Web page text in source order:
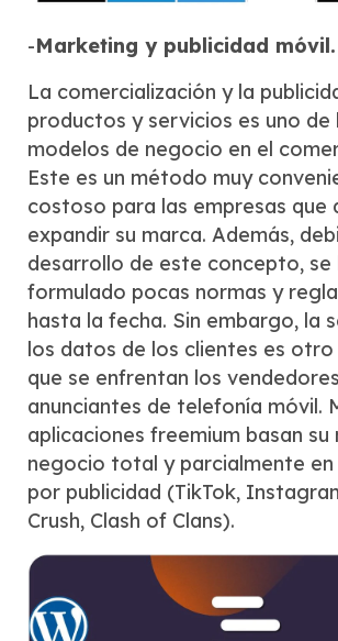
-Marketing y publicidad móvil.
La comercialización y la
productos y servicios es uno de
modelos de negocio en el
Este es un método muy
costoso para las empresas que
expandir su marca. Además,
desarrollo de este concepto, se
formulado pocas normas y
hasta la fecha. Sin embargo, la
los datos de los clientes es
que se enfrentan los
anunciantes de telefonía móvil.
aplicaciones freemium basan su
negocio total y parcialmente en
por publicidad (TikTok,
Crush, Clash of Clans).